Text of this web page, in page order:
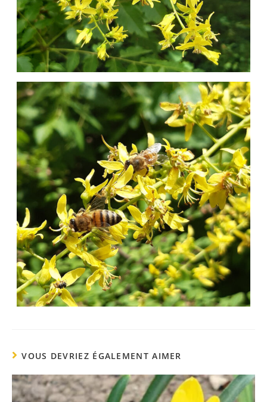
VOUS DEVRIEZ ÉGALEMENT AIMER